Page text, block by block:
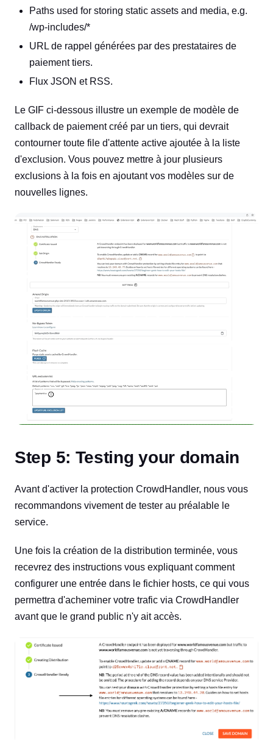
Paths used for storing static assets and media, e.g.
/wp-includes/*
URL de rappel générées par des prestataires de
paiement tiers.
Flux JSON et RSS.
Le GIF ci-dessous illustre un exemple de modèle de
callback de paiement créé par un tiers, qui devrait
contourner toute file d'attente active ajoutée à la liste
d'exclusion. Vous pouvez mettre à jour plusieurs
exclusions à la fois en ajoutant vos modèles sur de
nouvelles lignes.
Step 5: Testing your domain
Avant d'activer la protection CrowdHandler, nous vous
recommandons vivement de tester au préalable le
service.
Une fois la création de la distribution terminée, vous
recevrez des instructions vous expliquant comment
configurer une entrée dans le fichier hosts, ce qui vous
permettra d'acheminer votre trafic via CrowdHandler
avant que le grand public n'y ait accès.